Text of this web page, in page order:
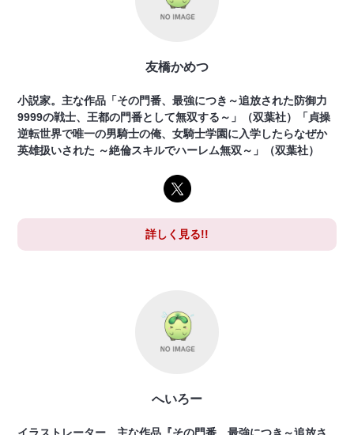
友橋かめつ
小説家。主な作品「その門番、最強につき～追放された防御力
9999の戦士、王都の門番として無双する～」（双葉社）「貞操
逆転世界で唯一の男騎士の俺、女騎士学園に入学したらなぜか
英雄扱いされた ～絶倫スキルでハーレム無双～」（双葉社）
詳しく見る!!
へいろー